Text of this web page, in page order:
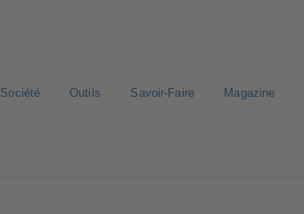
Société Outils Savoir-Faire Magazine